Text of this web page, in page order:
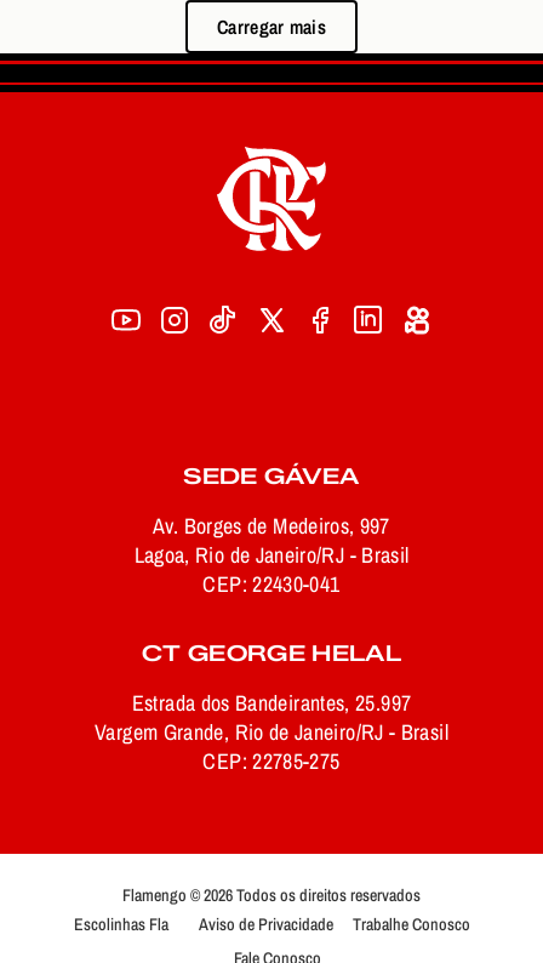
Carregar mais
SEDE GÁVEA
Av. Borges de Medeiros, 997
Lagoa, Rio de Janeiro/RJ - Brasil
CEP: 22430-041
CT GEORGE HELAL
Estrada dos Bandeirantes, 25.997
Vargem Grande, Rio de Janeiro/RJ - Brasil
CEP: 22785-275
Flamengo © 2026 Todos os direitos reservados
Escolinhas Fla
Aviso de Privacidade
Trabalhe Conosco
Fale Conosco